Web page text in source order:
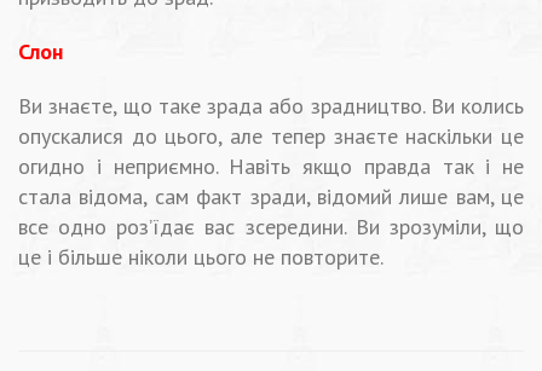
Слон
Ви знаєте, що таке зрада або зрадництво. Ви колись
опускалися до цього, але тепер знаєте наскільки це
огидно і неприємно. Навіть якщо правда так і не
стала відома, сам факт зради, відомий лише вам, це
все одно роз’їдає вас зсередини. Ви зрозуміли, що
це і більше ніколи цього не повторите.